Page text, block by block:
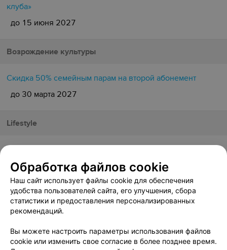
клуба»
до 15 июня 2027
Возрождение культуры
Скидка 50% семейным парам на второй абонемент
до 30 марта 2027
Lifestyle
«Фитнес Старт» в подарок»
до 1 сентября
Акция «Бесплатные лекции по фитнесу для членов
до 15 июня 2027
Обработка файлов cookie
Наш сайт использует файлы cookie для обеспечения
удобства пользователей сайта, его улучшения, сбора
статистики и предоставления персонализированных
рекомендаций.
Вы можете настроить параметры использования файлов
cookie или изменить свое согласие в более позднее время.